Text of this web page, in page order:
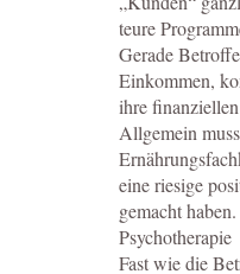
teure
Gerade
Einkommen,
ihre
Allgemein
eine riesige
gemacht haben.
Psychotherapie
Fast wie die